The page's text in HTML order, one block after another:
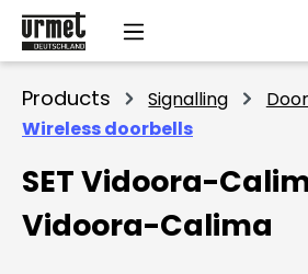
Skip to main content
Products Signalling
Wireless doorbells
SET Vidoora-
Vidoora-Calima